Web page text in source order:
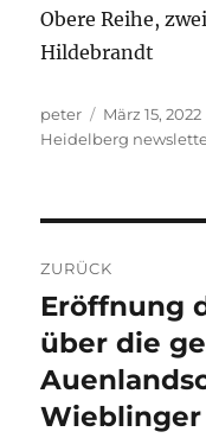
Obere Reihe,
Hildebrandt
Autor
peter
Veröffentlicht
am
März 15, 2022
Heidelberg
ZURÜCK
Vorheriger
Beitrag:
Eröffnung
über die